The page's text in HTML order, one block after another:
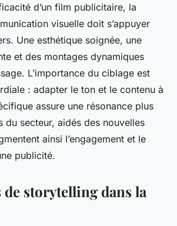
d’un film publicitaire, la
visuelle doit s’appuyer
Une esthétique soignée, une
et des montages dynamiques
L’importance du ciblage est
: adapter le ton et le contenu à
assure une résonance plus
du secteur, aidés des nouvelles
ainsi l’engagement et le
publicité.
storytelling dans la